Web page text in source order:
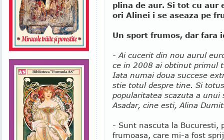
plina de aur. Si tot cu aur
ori Alinei i se aseaza pe
Un sport frumos, dar fara
- Ai cucerit din nou aurul
ce in 2008 ai obtinut primul
Iata numai doua succese
stie totul despre tine. Si
popularitatea scazuta a
Asadar, cine esti, Alina
- Sunt nascuta la Bucuresti,
frumoasa, care mi-a fost